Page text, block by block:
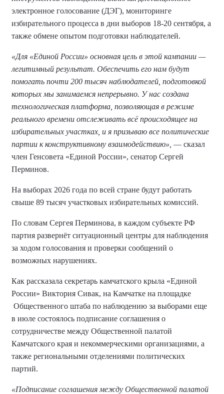
электронное голосование (ДЭГ), мониторинге
избирательного процесса в дни выборов 18-20 сентября, а
также обмене опытом подготовки наблюдателей.
«Для «Единой России» основная цель в этой кампании —
легитимный результат. Обеспечить его нам будут
помогать почти 200 тысяч наблюдателей, подготовкой
которых мы занимаемся непрерывно. У нас создана
технологическая платформа, позволяющая в режиме
реального времени отслеживать всё происходящее на
избирательных участках, и я призываю все политические
партии к конструктивному взаимодействию», — сказал
член Генсовета «Единой России», сенатор Сергей
Перминов.
На выборах 2026 года по всей стране будут работать
свыше 89 тысяч участковых избирательных комиссий.
По словам Сергея Перминова, в каждом субъекте РФ
партия развернёт ситуационный центры для наблюдения
за ходом голосования и проверки сообщений о
возможных нарушениях.
Как рассказала секретарь камчатского крыла «Единой
России» Виктория Сивак, на Камчатке на площадке
Общественного штаба по наблюдению за выборами еще
в июле состоялось подписание соглашения о
сотрудничестве между Общественной палатой
Камчатского края и некоммерческими организациями, а
также региональными отделениями политических
партий.
«Подписание соглашения между Общественной палатой